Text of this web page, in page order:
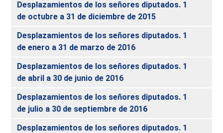
Desplazamientos de los señores diputados. 1
de octubre a 31 de diciembre de 2015
Desplazamientos de los señores diputados. 1
de enero a 31 de marzo de 2016
Desplazamientos de los señores diputados. 1
de abril a 30 de junio de 2016
Desplazamientos de los señores diputados. 1
de julio a 30 de septiembre de 2016
Desplazamientos de los señores diputados. 1